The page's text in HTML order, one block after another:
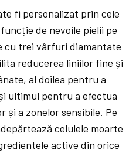
fi personalizat prin cele
de nevoile pielii pe
cu trei vârfuri diamantate
reducerea liniilor fine și
al doilea pentru a
ultimul pentru a efectua
și a zonelor sensibile. Pe
celulele moarte
active din orice